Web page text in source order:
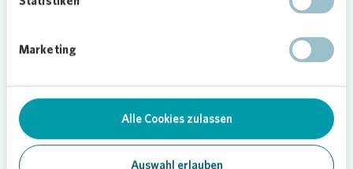
Marketing
Alle Cookies zulassen
Auswahl erlauben
Gastronom in Düsseldorf tätig. Nach der
einer Notschlafstelle. Nach der Überwindung einer
eine Wohnung. Mithilfe vonVonoviaund „Endlich
ein ZUHAUSE!“ konnte er eine Wohnung im
Düsseldorfer Süden beziehen.
Foto:Vonovia/ Bierwald